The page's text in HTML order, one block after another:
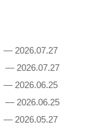
— 2026.07.27
— 2026.07.27
— 2026.06.25
— 2026.06.25
— 2026.05.27